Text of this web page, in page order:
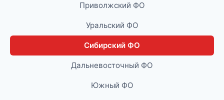
Приволжский ФО
Уральский ФО
Сибирский ФО
Дальневосточный ФО
Южный ФО